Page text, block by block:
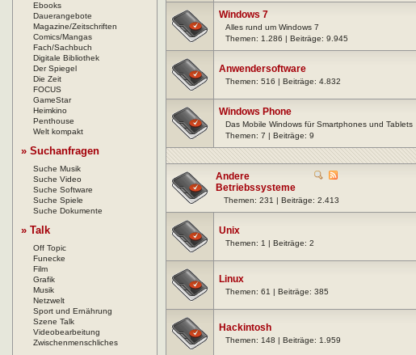
Ebooks
Dauerangebote
Magazine/Zeitschriften
Comics/Mangas
Fach/Sachbuch
Digitale Bibliothek
Der Spiegel
Die Zeit
FOCUS
GameStar
Heimkino
Penthouse
Welt kompakt
» Suchanfragen
Suche Musik
Suche Video
Suche Software
Suche Spiele
Suche Dokumente
» Talk
Off Topic
Funecke
Film
Grafik
Musik
Netzwelt
Sport und Ernährung
Szene Talk
Videobearbeitung
Zwischenmenschliches
Windows 7
Alles rund um Windows 7
Themen: 1.286 | Beiträge: 9.945
Anwendersoftware
Themen: 516 | Beiträge: 4.832
Windows Phone
Das Mobile Windows für Smartphones und Tablets
Themen: 7 | Beiträge: 9
Andere
Betriebssysteme
Themen: 231 | Beiträge: 2.413
Unix
Themen: 1 | Beiträge: 2
Linux
Themen: 61 | Beiträge: 385
Hackintosh
Themen: 148 | Beiträge: 1.959